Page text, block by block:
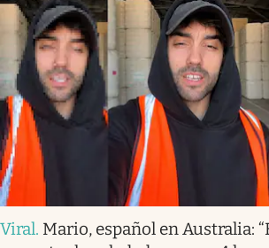
Viral. Mario, español en Australia: